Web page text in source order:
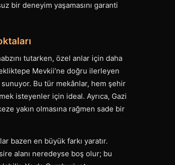
bir deneyim yaşamasını garanti
tutarken, özel anlar için daha
Mevkii’ne doğru ilerleyen
Bu tür mekânlar, hem şehir
isteyenler için ideal. Ayrıca, Gazi
yakın olmasına rağmen sade bir
bazen en büyük farkı yaratır.
alanı neredeyse boş olur; bu